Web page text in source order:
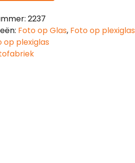
2237
Foto op Glas, Foto op plexiglas
op plexiglas